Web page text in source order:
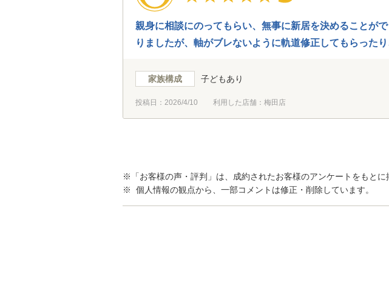
親身に相談にのってもらい、無事に新居を決めることが
りましたが、軸がブレないように軌道修正してもらった
家族構成 子どもあり
投稿日： 2026/4/10 利用した店舗：梅田店
※「お客様の声・評判」は、成約されたお客様のアンケートをもとに
※ 個人情報の観点から、一部コメントは修正・削除しています。